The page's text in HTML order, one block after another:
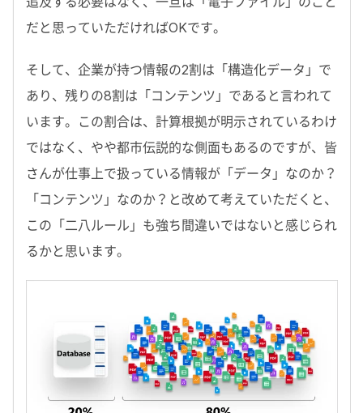
だと思っていただければOKです。
そして、企業が持つ情報の2割は「構造化データ」で
あり、残りの8割は「コンテンツ」であると言われて
います。この割合は、計算根拠が明示されているわけ
ではなく、やや都市伝説的な側面もあるのですが、皆
さんが仕事上で扱っている情報が「データ」なのか？
「コンテンツ」なのか？と改めて考えていただくと、
この「二八ルール」も強ち間違いではないと感じられ
るかと思います。